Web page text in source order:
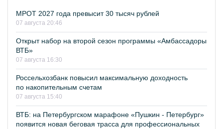
МРОТ 2027 года превысит 30 тысяч рублей
07 августа 20:46
Открыт набор на второй сезон программы «Амбассадоры
ВТБ»
07 августа 16:30
Россельхозбанк повысил максимальную доходность
по накопительным счетам
07 августа 15:40
ВТБ: на Петербургском марафоне «Пушкин - Петербург»
появится новая беговая трасса для профессиональных